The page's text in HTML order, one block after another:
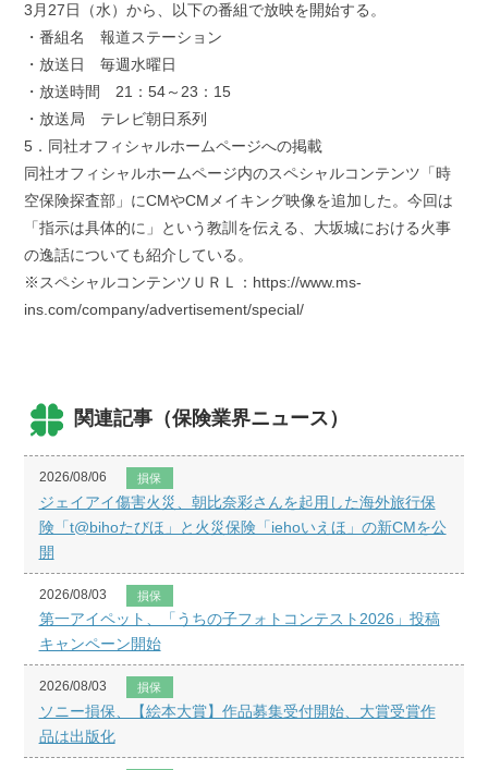
3月27日（水）から、以下の番組で放映を開始する。
・番組名 報道ステーション
・放送日 毎週水曜日
・放送時間 21：54～23：15
・放送局 テレビ朝日系列
5．同社オフィシャルホームページへの掲載
同社オフィシャルホームページ内のスペシャルコンテンツ「時
空保険探査部」にCMやCMメイキング映像を追加した。今回は
「指示は具体的に」という教訓を伝える、大坂城における火事
の逸話についても紹介している。
※スペシャルコンテンツＵＲＬ：https://www.ms-
ins.com/company/advertisement/special/
関連記事（保険業界ニュース）
2026/08/06 損保
ジェイアイ傷害火災、朝比奈彩さんを起用した海外旅行保
険「t@bihoたびほ」と火災保険「iehoいえほ」の新CMを公
開
2026/08/03 損保
第一アイペット、「うちの子フォトコンテスト2026」投稿
キャンペーン開始
2026/08/03 損保
ソニー損保、【絵本大賞】作品募集受付開始、大賞受賞作
品は出版化